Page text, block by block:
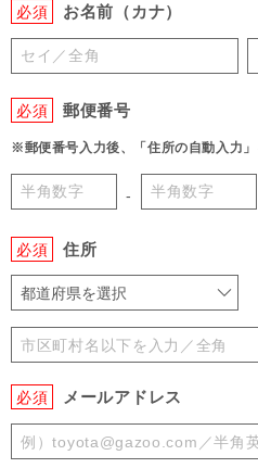
必須 お名前（カナ）
必須 郵便番号
※郵便番号入力後、「住所の自動入力
-
必須 住所
都道府県を選択
必須 メールアドレス